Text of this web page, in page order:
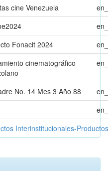
cine Venezuela
Fonacit 2024
cinematográfico
No. 14 Mes 3 Año 88
Interinstitucionales-Productos